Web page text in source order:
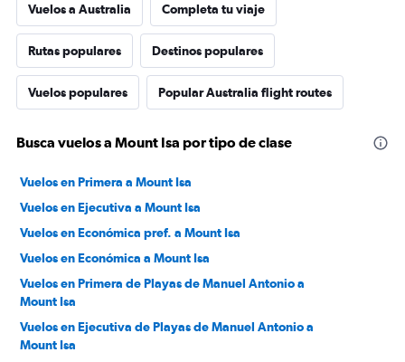
Vuelos a Australia Completa tu viaje
Rutas populares Destinos populares
Vuelos populares Popular Australia flight routes
Busca vuelos a Mount Isa por tipo de clase
Vuelos en Primera a Mount Isa
Vuelos en Ejecutiva a Mount Isa
Vuelos en Económica pref. a Mount Isa
Vuelos en Económica a Mount Isa
Vuelos en Primera de Playas de Manuel Antonio a
Mount Isa
Vuelos en Ejecutiva de Playas de Manuel Antonio a
Mount Isa